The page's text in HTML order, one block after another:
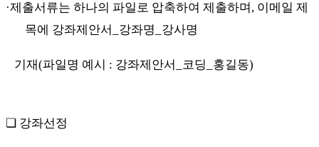
·제출서류는 하나의 파일로 압축하여 제출하며 , 이메일 제
목에 강좌제안서
강좌명 강사명
기재(파일명 예시 : 강좌제안서 코딩 홍길동)
❏ 강좌선정